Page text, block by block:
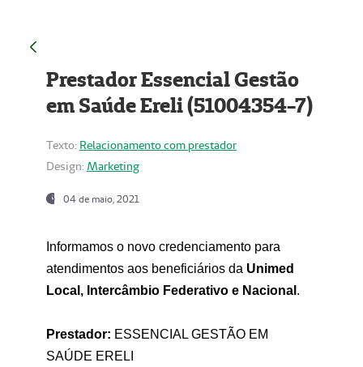
Prestador Essencial Gestão
em Saúde Ereli (51004354-7)
Texto: Relacionamento com prestador
Design: Marketing
04 de maio, 2021
Informamos o novo credenciamento para
atendimentos aos beneficiários da Unimed
Local, Intercâmbio Federativo e Nacional .
Prestador: ESSENCIAL GESTÃO EM
SAÚDE ERELI